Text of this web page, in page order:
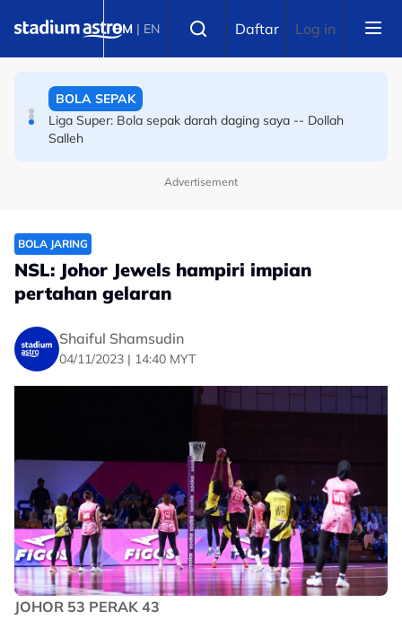
BM | EN Daftar Log in
Bola sepak Korea Selatan goncang lagi, hiburan seks
BOLA SEPAK
Liga Super: Bola sepak darah daging saya -- Dollah
Salleh
Advertisement
BOLA JARING
NSL: Johor Jewels hampiri impian
pertahan gelaran
Shaiful Shamsudin
04/11/2023 | 14:40 MYT
JOHOR 53 PERAK 43